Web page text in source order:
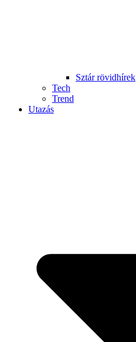
Sztár rövidhírek
Tech
Trend
Utazás